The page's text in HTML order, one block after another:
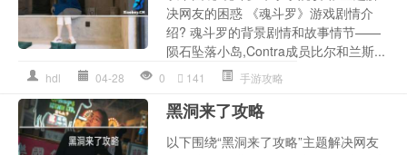
决网友的困惑 《魂斗罗》游戏剧情介
绍? 魂斗罗的背景剧情和故事情节——
陨石坠落小岛,Contra成员比尔和兰斯...
hdl 04-28 0 141 手游攻略
黑洞来了攻略
以下围绕“黑洞来了攻略”主题解决网友